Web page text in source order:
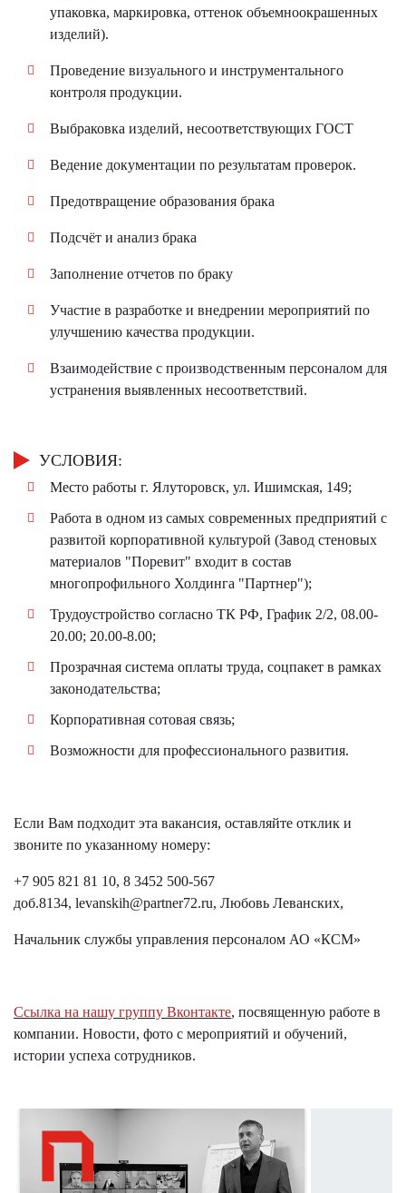
упаковка, маркировка, оттенок объемноокрашенных
изделий).
Проведение визуального и инструментального
контроля продукции.
Выбраковка изделий, несоответствующих ГОСТ
Ведение документации по результатам проверок.
Предотвращение образования брака
Подсчёт и анализ брака
Заполнение отчетов по браку
Участие в разработке и внедрении мероприятий по
улучшению качества продукции.
Взаимодействие с производственным персоналом для
устранения выявленных несоответствий.
УСЛОВИЯ:
Место работы г. Ялуторовск, ул. Ишимская, 149;
Работа в одном из самых современных предприятий с
развитой корпоративной культурой (Завод стеновых
материалов "Поревит" входит в состав
многопрофильного Холдинга "Партнер");
Трудоустройство согласно ТК РФ, График 2/2, 08.00-
20.00; 20.00-8.00;
Прозрачная система оплаты труда, соцпакет в рамках
законодательства;
Корпоративная сотовая связь;
Возможности для профессионального развития.
Если Вам подходит эта вакансия, оставляйте отклик и
звоните по указанному номеру:
+7 905 821 81 10, 8 3452 500-567
доб.8134, levanskih@partner72.ru, Любовь Леванских,
Начальник службы управления персоналом АО «КСМ»
Ссылка на нашу группу Вконтакте, посвященную работе в
компании. Новости, фото с мероприятий и обучений,
истории успеха сотрудников.